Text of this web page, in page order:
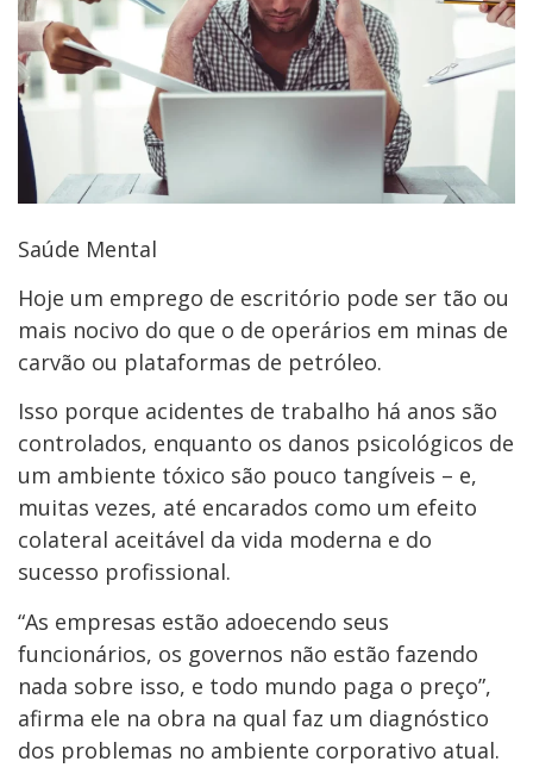
Saúde Mental
Hoje um emprego de escritório pode ser tão ou
mais nocivo do que o de operários em minas de
carvão ou plataformas de petróleo.
Isso porque acidentes de trabalho há anos são
controlados, enquanto os danos psicológicos de
um ambiente tóxico são pouco tangíveis – e,
muitas vezes, até encarados como um efeito
colateral aceitável da vida moderna e do
sucesso profissional.
“As empresas estão adoecendo seus
funcionários, os governos não estão fazendo
nada sobre isso, e todo mundo paga o preço”,
afirma ele na obra na qual faz um diagnóstico
dos problemas no ambiente corporativo atual.